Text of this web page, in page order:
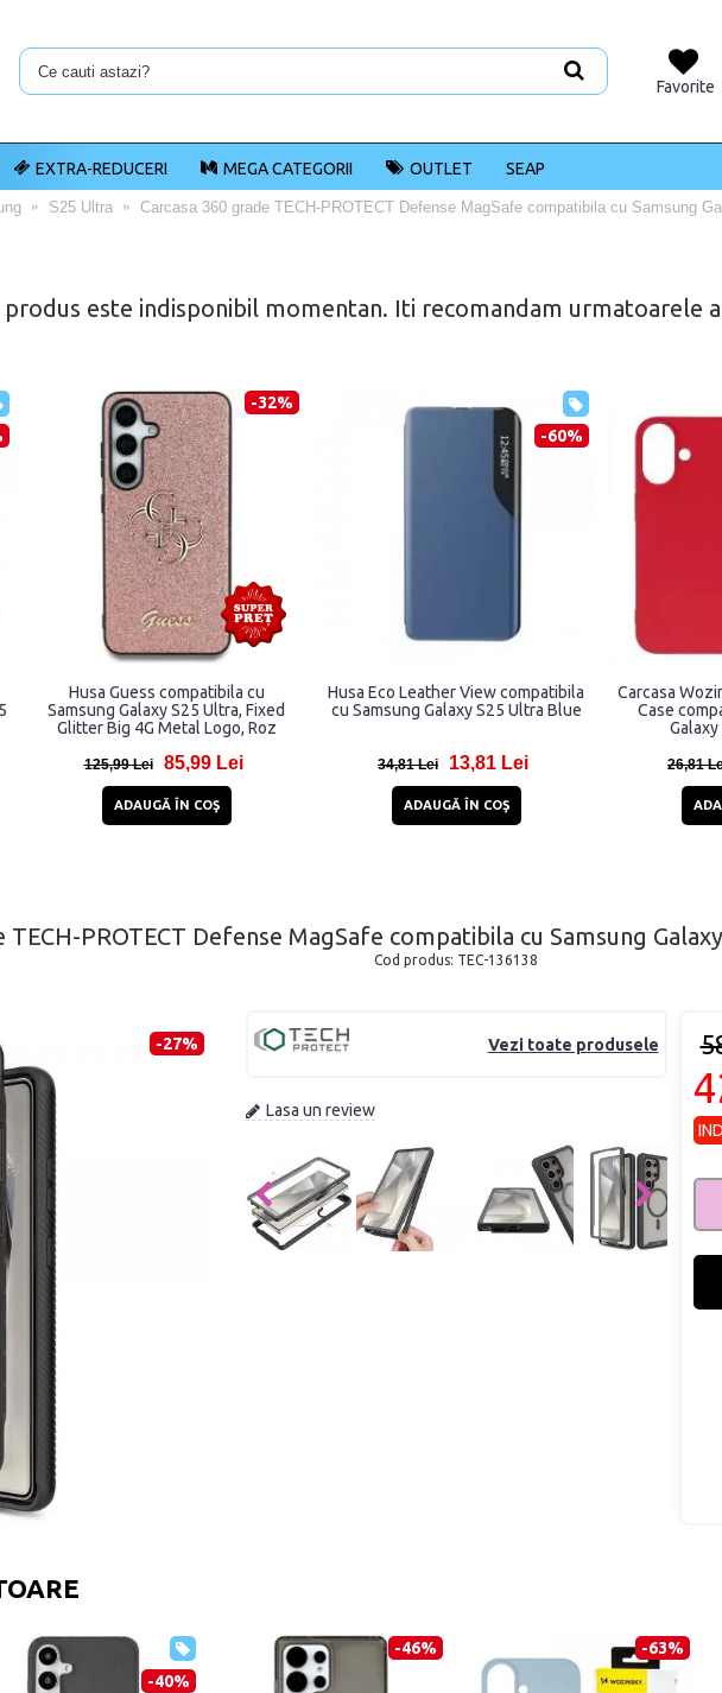
Favorite
EXTRA-REDUCERI MEGA CATEGORII OUTLET SEAP
S25 Ultra Carcasa 360 grade TECH-PROTECT Defense MagSafe compatibila cu Samsung
produs este indisponibil momentan. Iti recomandam urmatoarele
-32%
Husa Guess compatibila cu
Samsung Galaxy S25 Ultra, Fixed
Glitter Big 4G Metal Logo, Roz
125,99 Lei 85,99 Lei
ADAUGĂ ÎN COŞ
-60%
Husa Eco Leather View compatibila
cu Samsung Galaxy S25 Ultra Blue
34,81 Lei 13,81 Lei
ADAUGĂ ÎN COŞ
Carcasa
Case
Galaxy
26,81
TECH-PROTECT Defense MagSafe compatibila cu Samsung
Cod produs: TEC-136138
-27% Vezi toate produsele
Lasa un review
-43% -36% -46%